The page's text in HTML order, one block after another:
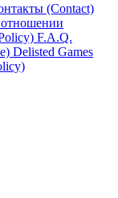
(Contact)
F.A.Q.
Delisted Games